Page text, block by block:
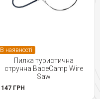
В наявності
Пилка туристична
струнна BaceCamp Wire
Saw
147 ГРН